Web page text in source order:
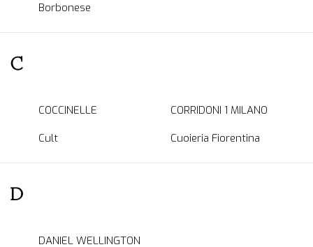
Borbonese
C
COCCINELLE
CORRIDONI 1 MILANO
Cult
Cuoieria Fiorentina
D
DANIEL WELLINGTON